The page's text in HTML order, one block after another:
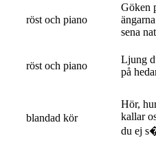
röst och piano
Göken
sena
röst och piano
Ljung
på
blandad kör
Hör,
kallar
du ej